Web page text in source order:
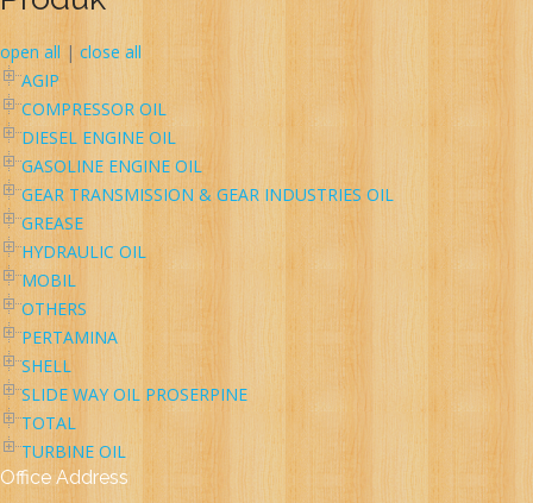
open all | close all
AGIP
COMPRESSOR OIL
DIESEL ENGINE OIL
GASOLINE ENGINE OIL
GEAR TRANSMISSION & GEAR INDUSTRIES OIL
GREASE
HYDRAULIC OIL
MOBIL
OTHERS
PERTAMINA
SHELL
SLIDE WAY OIL PROSERPINE
TOTAL
TURBINE OIL
Office Address